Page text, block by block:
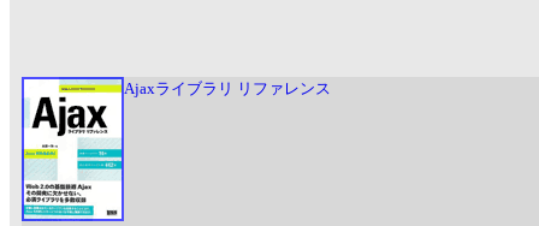
Ajaxライブラリ リファレンス